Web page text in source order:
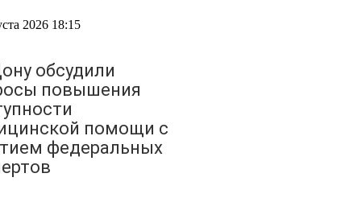
2026 18:15
обсудили
повышения
помощи с
федеральных